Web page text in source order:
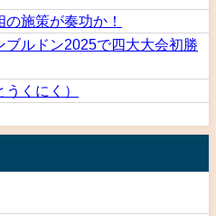
施策が奏功か！
ブルドン2025で四大大会初勝
くにく）